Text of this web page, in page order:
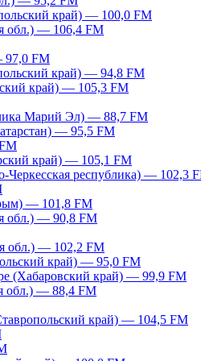
край) — 100,0 FM
обл.) — 106,4 FM
97,0 FM
край) — 94,8 FM
край) — 105,3 FM
Марий Эл) — 88,7 FM
— 95,5 FM
край) — 105,1 FM
Черкесская республика) — 102,3
— 101,8 FM
обл.) — 90,8 FM
обл.) — 102,2 FM
край) — 95,0 FM
(Хабаровский край) — 99,9 FM
обл.) — 88,4 FM
край) — 104,5 FM